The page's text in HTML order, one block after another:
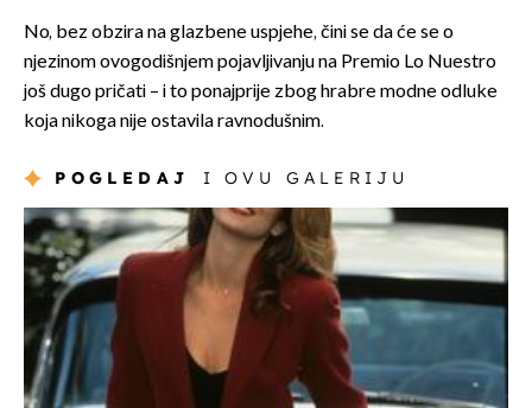
No, bez obzira na glazbene uspjehe, čini se da će se o
njezinom ovogodišnjem pojavljivanju na Premio Lo Nuestro
još dugo pričati – i to ponajprije zbog hrabre modne odluke
koja nikoga nije ostavila ravnodušnim.
POGLEDAJ I OVU GALERIJU